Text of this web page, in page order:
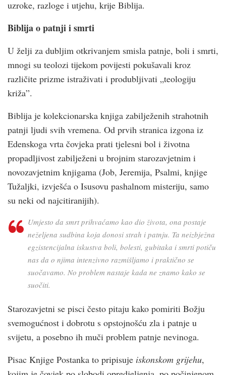
uzroke, razloge i utjehu, krije Biblija.
Biblija o patnji i smrti
U želji za dubljim otkrivanjem smisla patnje, boli i smrti,
mnogi su teolozi tijekom povijesti pokušavali kroz
različite prizme istraživati i produbljivati „teologiju
križa”.
Biblija je kolekcionarska knjiga zabilježenih strahotnih
patnji ljudi svih vremena. Od prvih stranica izgona iz
Edenskoga vrta čovjeka prati tjelesni bol i životna
propadljivost zabilježeni u brojnim starozavjetnim i
novozavjetnim knjigama (Job, Jeremija, Psalmi, knjige
Tužaljki, izvješća o Isusovu pashalnom misteriju, samo
su neki od najcitiranijih).
Umjesto da smrt prihvaćamo kao dio života, ona postaje
neželjena sudbina koja donosi strah i patnju. Ta neizbježna
egzistencijalna iskustva boli, bolesti, gubitaka i smrti potiču
nas da o njima intenzivno razmišljamo i praktično se
suočavamo. No problem nastaje kada ne znamo kako se
suočiti.
Starozavjetni se pisci često pitaju kako pomiriti Božju
svemogućnost i dobrotu s opstojnošću zla i patnje u
svijetu, a posebno ih muči problem patnje nevinoga.
Pisac Knjige Postanka to pripisuje iskonskom grijehu,